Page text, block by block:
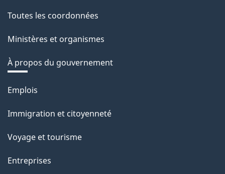
Toutes les coordonnées
Ministères et organismes
À propos du gouvernement
Thèmes
sujets
Emplois
Immigration et citoyenneté
Voyage et tourisme
Entreprises